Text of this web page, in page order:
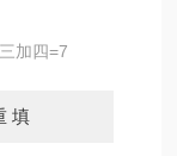
加四=7